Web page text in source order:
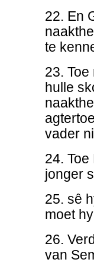
22. En
te
23.
hulle
vader
24.
jonger
25. sê
moet
26.
van